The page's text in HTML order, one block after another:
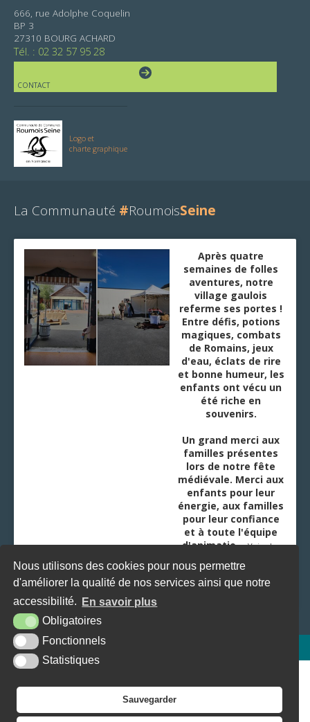
Nous utilisons des cookies pour nous permettre
d'améliorer la qualité de nos services ainsi que notre
accessibilité.
En savoir plus
Obligatoires
Fonctionnels
Statistiques
Sauvegarder
666, rue Adolphe Coquelin
BP 3
27310 BOURG ACHARD
Tél. : 02 32 57 95 28
CONTACT
Logo et
charte graphique
La Communauté #RoumoisSeine
Après quatre
semaines de folles
aventures, notre
village gaulois
referme ses portes !
Entre défis, potions
magiques, combats
de Romains, jeux
d'eau, éclats de rire
et bonne humeur, les
enfants ont vécu un
été riche en
souvenirs.
Un grand merci aux
familles présentes
lors de notre fête
médiévale. Merci aux
enfants pour leur
énergie, aux familles
pour leur confiance
et à toute l'équipe
d'animatio ...Voir plus
Plan du site Mentions légales